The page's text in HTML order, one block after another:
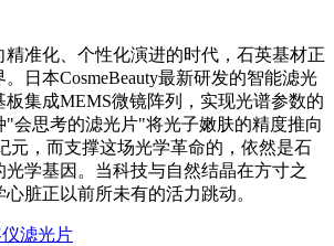
精准化、个性化演进的时代，石英基材正
日本CosmeBeauty最新研发的智能滤光
板集成MEMS微镜阵列，实现光谱参数的
"会思考的滤光片"将光子嫩肤的精度推向
元，而支撑这场光学革命的，依然是石
学基因。当科技与自然结晶在方寸之
脏正以前所未有的活力跳动。
滤光片